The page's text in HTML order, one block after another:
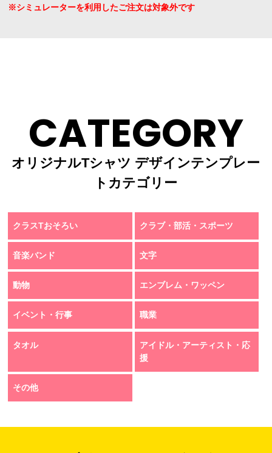
※シミュレーターを利用したご注文は対象外です
CATEGORY
オリジナルTシャツ デザインテンプレー
トカテゴリー
クラスTおそろい クラブ・部活・スポーツ
音楽バンド 文字
動物 エンブレム・ワッペン
イベント・行事 職業
タオル
アイドル・アーティスト・応
援
その他